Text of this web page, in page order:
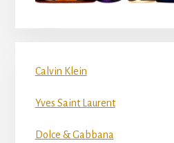
Calvin Klein
Yves Saint Laurent
Dolce & Gabbana